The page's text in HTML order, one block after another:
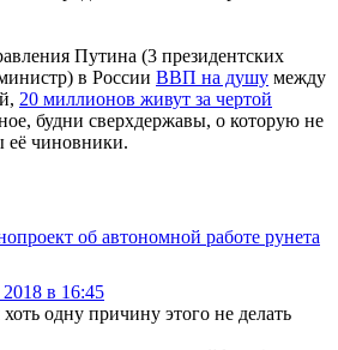
Путина (3 президентских
в России ВВП на душу между
20 миллионов живут за чертой
будни сверхдержавы, о которую не
её чиновники.
об автономной работе рунета
2018 в 16:45
одну причину этого не делать